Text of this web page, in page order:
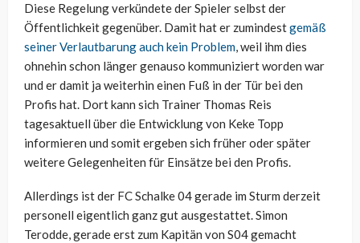
Diese Regelung verkündete der Spieler selbst der
Öffentlichkeit gegenüber. Damit hat er zumindestgemäß
seiner Verlautbarung auch kein Problem, weil ihm dies
ohnehin schon länger genauso kommuniziert worden war
und er damit ja weiterhin einen Fuß in der Tür bei den
Profis hat. Dort kann sich Trainer Thomas Reis
tagesaktuell über die Entwicklung von Keke Topp
informieren und somit ergeben sich früher oder später
weitere Gelegenheiten für Einsätze bei den Profis.
Allerdings ist der FC Schalke 04 gerade im Sturm derzeit
personell eigentlich ganz gut ausgestattet. Simon
Terodde, gerade erst zum Kapitän von S04 gemacht